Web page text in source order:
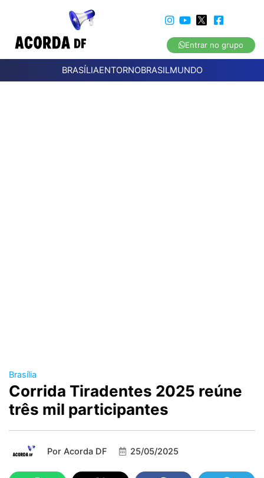
Entrar no grupo
BRASÍLIAENTORNOBRASILMUNDO
Brasília
Corrida Tiradentes 2025 reúne
três mil participantes
Por Acorda DF 25/05/2025